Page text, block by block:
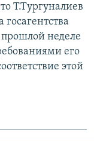
Т.Тургуналиев
неделе
его
этой